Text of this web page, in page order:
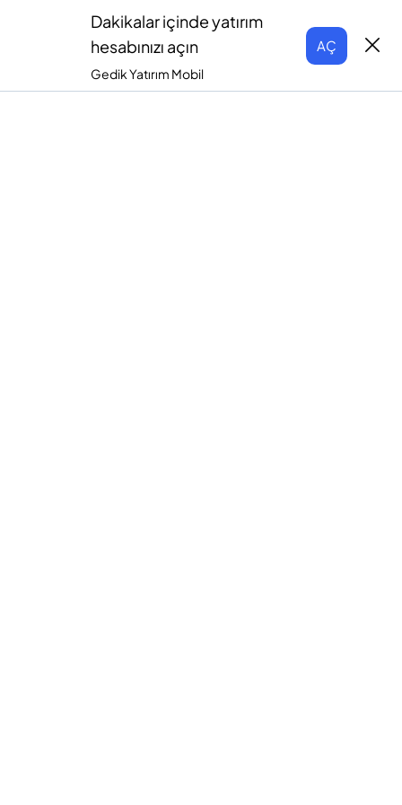
Dakikalar içinde yatırım
hesabınızı açın
Gedik Yatırım Mobil
AÇ